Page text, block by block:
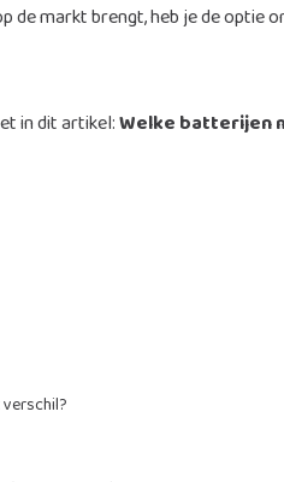
de markt brengt, heb je de optie
in dit artikel:Welke batterijen